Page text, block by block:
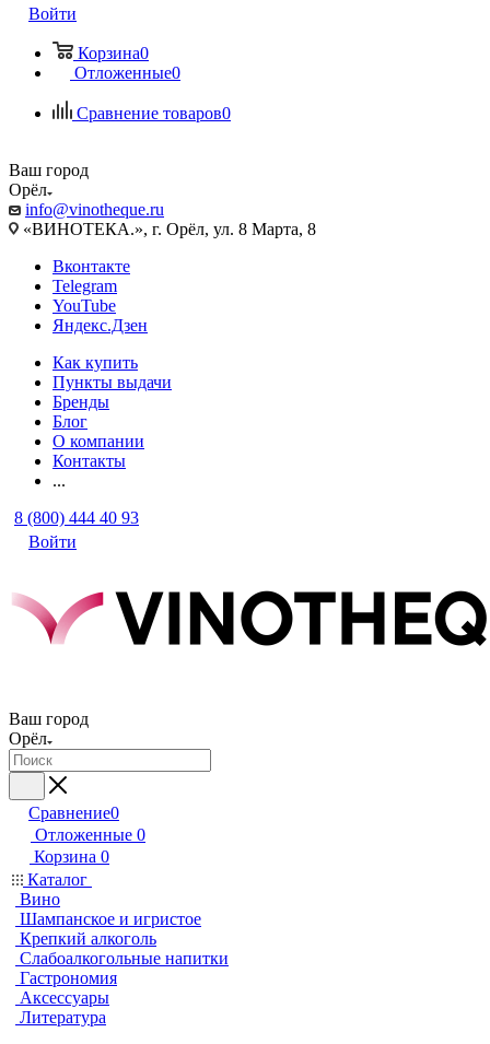
Войти
Корзина0
Отложенные0
Сравнение товаров0
Ваш город
Орёл
info@vinotheque.ru
«ВИНОТЕКА.», г. Орёл, ул. 8 Марта, 8
Вконтакте
Telegram
YouTube
Яндекс.Дзен
Как купить
Пункты выдачи
Бренды
Блог
О компании
Контакты
...
8 (800) 444 40 93
Войти
Ваш город
Орёл
Сравнение0
Отложенные 0
Корзина 0
Каталог
Вино
Шампанское и игристое
Крепкий алкоголь
Слабоалкогольные напитки
Гастрономия
Аксессуары
Литература